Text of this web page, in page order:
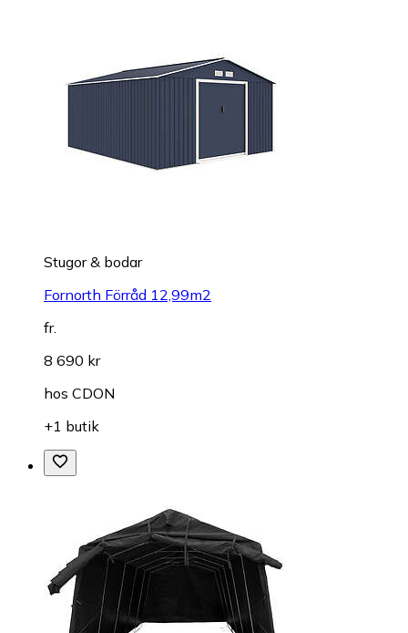
Stugor & bodar
Fornorth Förråd 12,99m2
fr.
8 690 kr
hos CDON
+1 butik